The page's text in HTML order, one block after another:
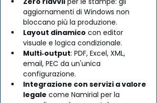
aggiornamenti di Windows non
bloccano più la produzione.
Layout dinamico con editor
visuale e logica condizionale.
Multi‑output: PDF, Excel, XML,
email, PEC da un'unica
configurazione.
Integrazione con servizi a valore
legale come Namirial per la